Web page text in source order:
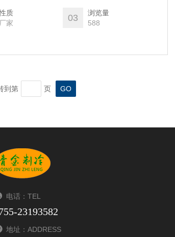
质
家
03
浏览量
588
到第 页
电话：TEL
23193582
地址：ADDRESS